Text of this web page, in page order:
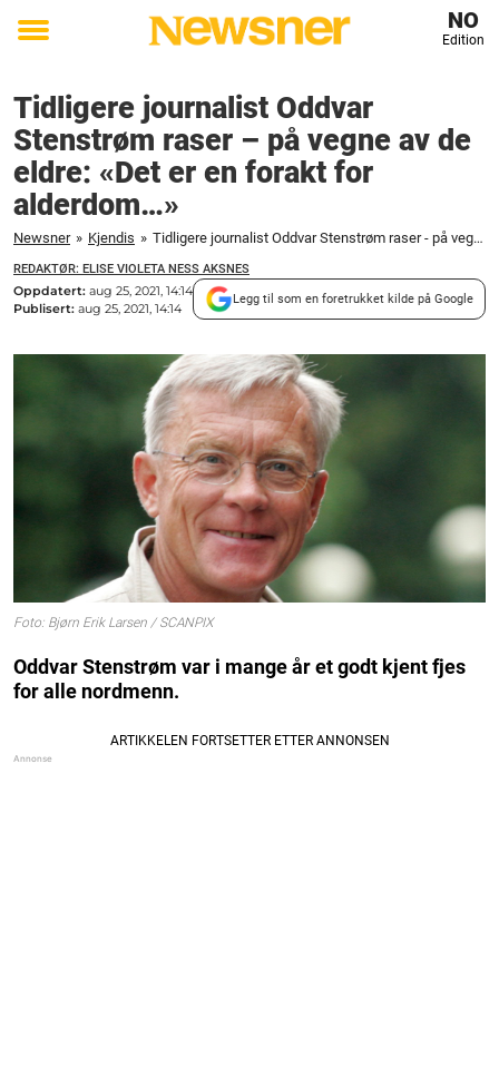
Toggle
NO
Edition
Tidligere journalist Oddvar
Stenstrøm raser – på vegne av de
eldre: «Det er en forakt for
alderdom…»
Newsner » Kjendis » Tidligere journalist Oddvar Stenstrøm raser - på vegne av de eldre: "Det er en forakt for alderdom..."
REDAKTØR: ELISE VIOLETA NESS AKSNES
Oppdatert: aug 25, 2021, 14:14
Publisert: aug 25, 2021, 14:14
Legg til som en foretrukket kilde på Google
Foto: Bjørn Erik Larsen / SCANPIX
Oddvar Stenstrøm var i mange år et godt kjent fjes
for alle nordmenn.